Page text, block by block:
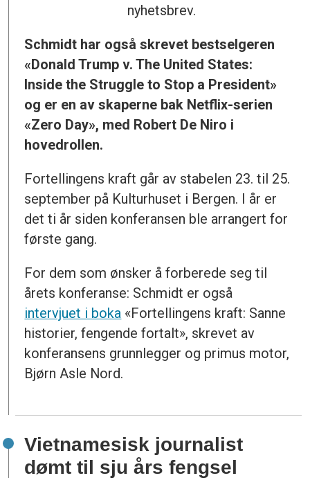
nyhetsbrev.
Schmidt har også skrevet bestselgeren
«Donald Trump v. The United States:
Inside the Struggle to Stop a President»
og er en av skaperne bak Netflix-serien
«Zero Day», med Robert De Niro i
hovedrollen.
Fortellingens kraft går av stabelen 23. til 25.
september på Kulturhuset i Bergen. I år er
det ti år siden konferansen ble arrangert for
første gang.
For dem som ønsker å forberede seg til
årets konferanse: Schmidt er også
intervjuet i boka «Fortellingens kraft: Sanne
historier, fengende fortalt», skrevet av
konferansens grunnlegger og primus motor,
Bjørn Asle Nord.
Vietnamesisk journalist
dømt til sju års fengsel